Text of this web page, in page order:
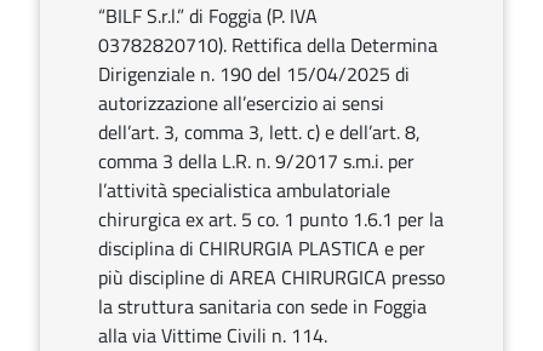
“BILF S.r.l.” di Foggia (P. IVA
03782820710). Rettifica della Determina
Dirigenziale n. 190 del 15/04/2025 di
autorizzazione all’esercizio ai sensi
dell’art. 3, comma 3, lett. c) e dell’art. 8,
comma 3 della L.R. n. 9/2017 s.m.i. per
l’attività specialistica ambulatoriale
chirurgica ex art. 5 co. 1 punto 1.6.1 per la
disciplina di CHIRURGIA PLASTICA e per
più discipline di AREA CHIRURGICA presso
la struttura sanitaria con sede in Foggia
alla via Vittime Civili n. 114.